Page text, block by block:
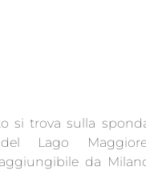
si trova sulla
Lago
da